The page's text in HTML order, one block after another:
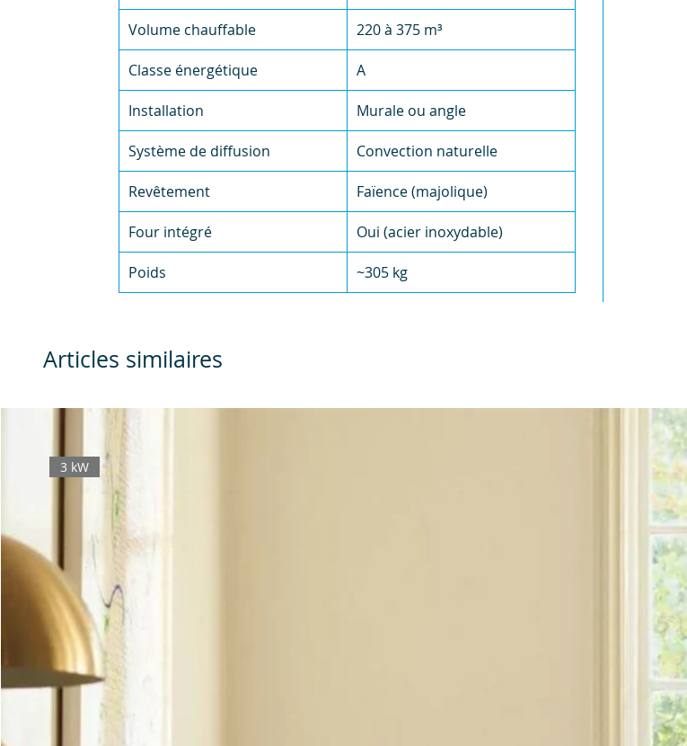
Volume chauffable 220 à 375 m³
Classe énergétique A
Installation Murale ou angle
Système de diffusion Convection naturelle
Revêtement Faïence (majolique)
Four intégré Oui (acier inoxydable)
Poids ~305 kg
Articles similaires
3 kW